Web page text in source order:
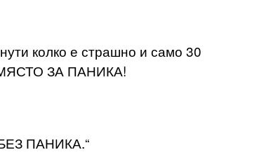
колко е страшно и само 30
МЯСТО ЗА ПАНИКА!
ПАНИКА.“